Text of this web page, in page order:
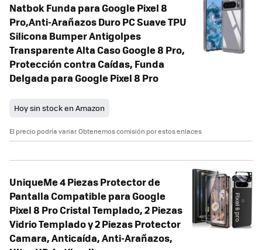
Natbok Funda para Google Pixel 8
Pro,Anti-Arañazos Duro PC Suave TPU
Silicona Bumper Antigolpes
Transparente Alta Caso Google 8 Pro,
Protección contra Caídas, Funda
Delgada para Google Pixel 8 Pro
Hoy sin stock en Amazon
El precio podría variar. Obtenemos comisión por estos enlaces
UniqueMe 4 Piezas Protector de
Pantalla Compatible para Google
Pixel 8 Pro Cristal Templado, 2 Piezas
Vidrio Templado y 2 Piezas Protector
Camara, Anticaída, Anti-Arañazos,